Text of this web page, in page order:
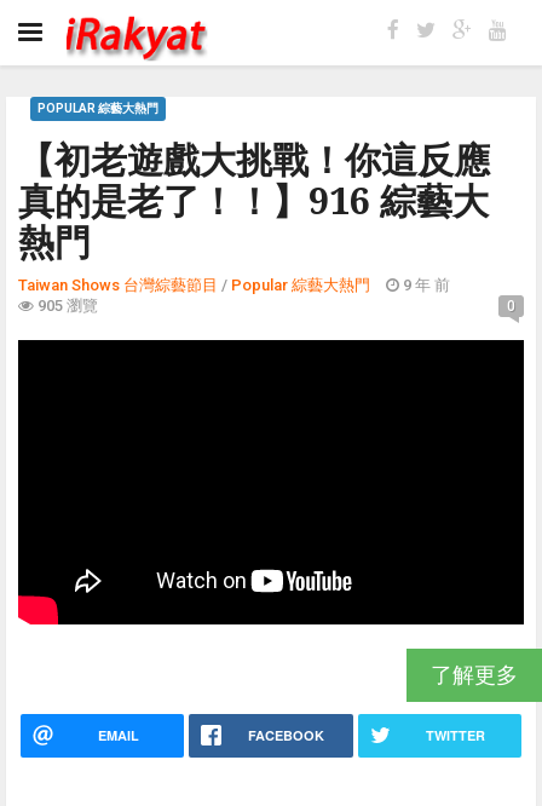
【初老遊戲大挑戰！你這反應
真的是老了！！】916 綜藝大
熱門
POPULAR 綜藝大熱門
Taiwan Shows 台灣綜藝節目 / Popular 綜藝大熱門
9 年 前
905 瀏覽
0
了解更多
EMAIL FACEBOOK TWITTER